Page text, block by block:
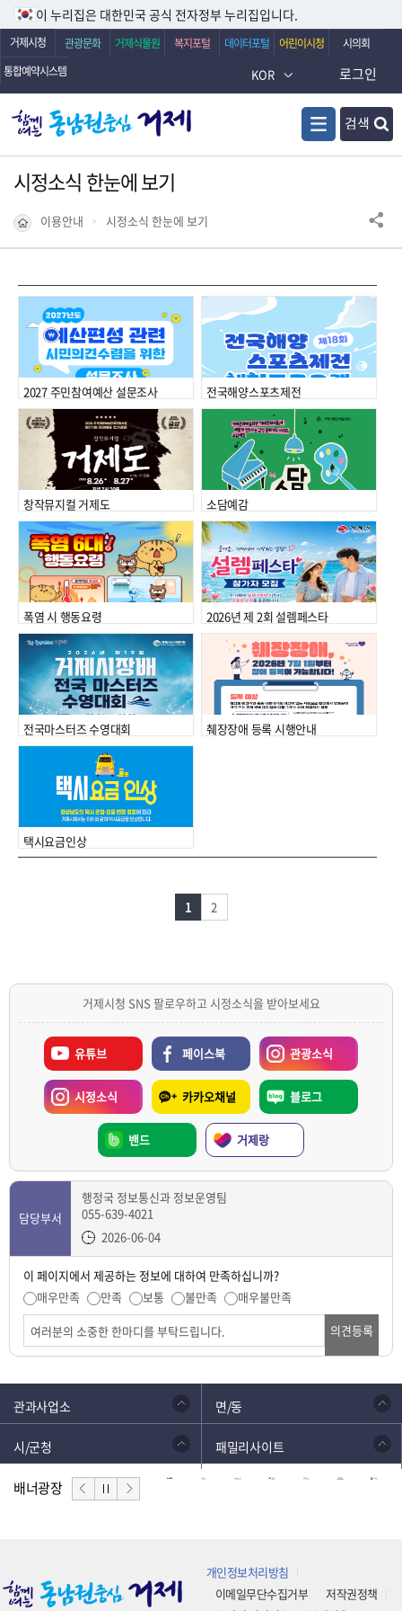
이 누리집은 대한민국 공식 전자정부 누리집입니다.
거제시청 관광문화 거제식물원 복지포털 데이터포털 어린이시청
시의회
통합예약시스템
KOR
검색
로그인
시정소식 한눈에 보기
이용안내 시정소식 한눈에 보기
2027 주민참여예산 설문조사 전국해양스포츠제전
창작뮤지컬 거제도 소담예감
폭염 시 행동요령 2026년 제 2회 설렘페스타
전국마스터즈 수영대회 췌장장애 등록 시행안내
택시요금인상
1 2
거제시청 SNS 팔로우하고 시정소식을 받아보세요
유튜브 페이스북 관광소식
시정소식 카카오채널 블로그
밴드 거제랑
담당부서
행정국 정보통신과 정보운영팀
055-639-4021
2026-06-04
이 페이지에서 제공하는 정보에 대하여 만족하십니까?
매우만족
만족 보통 불만족
매우불만족
의견등록
관과사업소 면/동
시/군청 패밀리사이트
배너광장
개인정보처리방침
이메일무단수집거부
저작권정책